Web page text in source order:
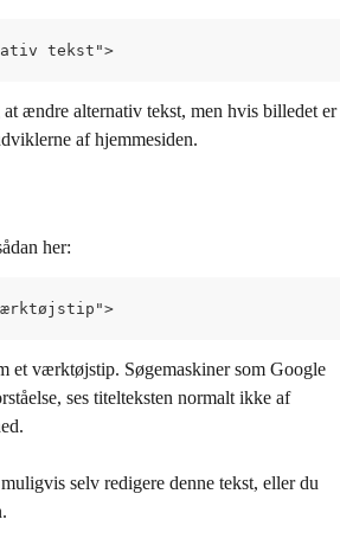
tekst">
ændre alternativ tekst, men hvis billedet er
af hjemmesiden.
her:
et værktøjstip. Søgemaskiner som Google
ses titelteksten normalt ikke af
selv redigere denne tekst, eller du